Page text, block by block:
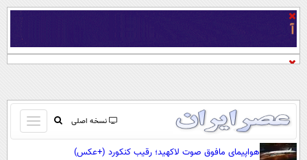
نسخه اصلی
باز
و
صفحه اول
هواپیمای مافوق صوت لاکهید؛ رقیب کنکورد (+عکس)